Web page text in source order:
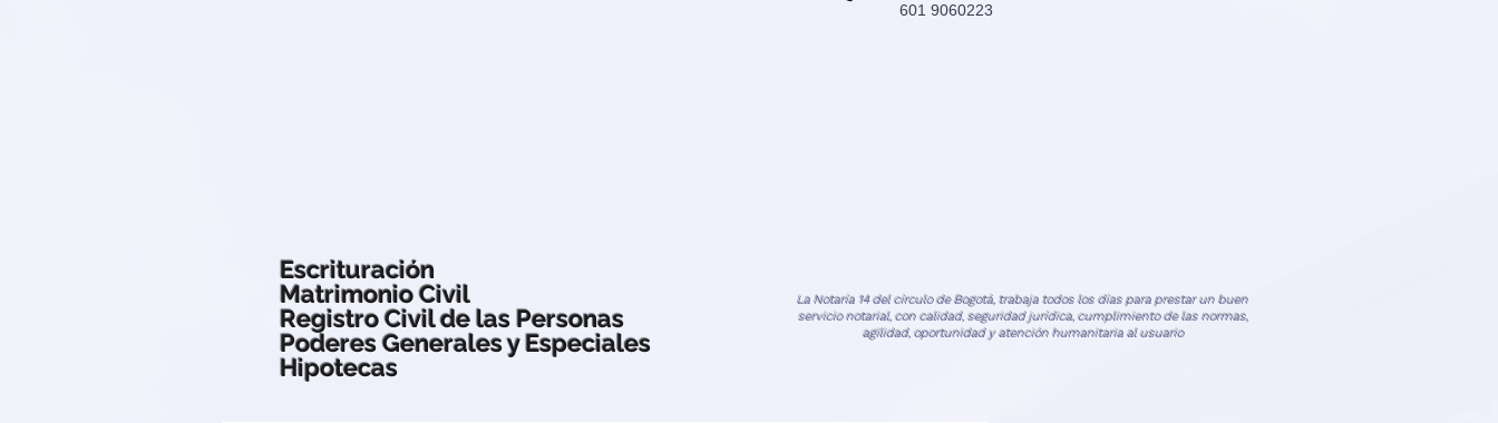
601 9060223
Escrituración
Matrimonio Civil
Registro Civil de las Personas
Poderes Generales y Especiales
Hipotecas
La Notaría 14 del círculo de Bogotá, trabaja todos los días para prestar un buen
servicio notarial, con calidad, seguridad jurídica, cumplimiento de las normas,
agilidad, oportunidad y atención humanitaria al usuario